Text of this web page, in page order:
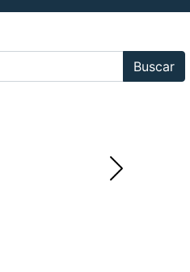
Buscar